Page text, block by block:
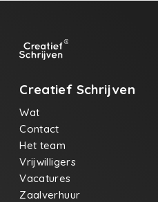
Creatief Schrijven
Wat
Contact
Het team
Vrijwilligers
Vacatures
Zaalverhuur